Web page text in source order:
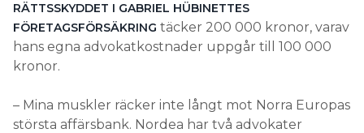
RÄTTSSKYDDET I GABRIEL HÜBINETTES
FÖRETAGSFÖRSÄKRING täcker 200 000 kronor, varav
hans egna advokatkostnader uppgår till 100 000
kronor.
– Mina muskler räcker inte långt mot Norra Europas
största affärsbank. Nordea har två advokater